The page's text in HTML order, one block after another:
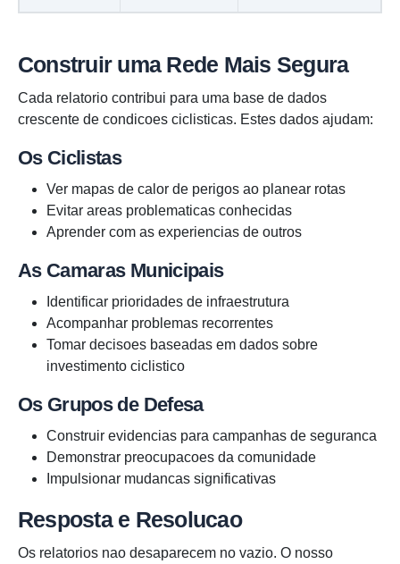
Construir uma Rede Mais Segura
Cada relatorio contribui para uma base de dados
crescente de condicoes ciclisticas. Estes dados ajudam:
Os Ciclistas
Ver mapas de calor de perigos ao planear rotas
Evitar areas problematicas conhecidas
Aprender com as experiencias de outros
As Camaras Municipais
Identificar prioridades de infraestrutura
Acompanhar problemas recorrentes
Tomar decisoes baseadas em dados sobre
investimento ciclistico
Os Grupos de Defesa
Construir evidencias para campanhas de seguranca
Demonstrar preocupacoes da comunidade
Impulsionar mudancas significativas
Resposta e Resolucao
Os relatorios nao desaparecem no vazio. O nosso